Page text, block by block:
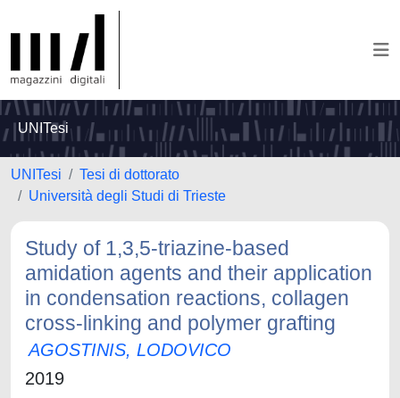
UNITesi
UNITesi
Tesi di dottorato
Università degli Studi di Trieste
Study of 1,3,5-triazine-based
amidation agents and their application
in condensation reactions, collagen
cross-linking and polymer grafting
AGOSTINIS, LODOVICO
2019